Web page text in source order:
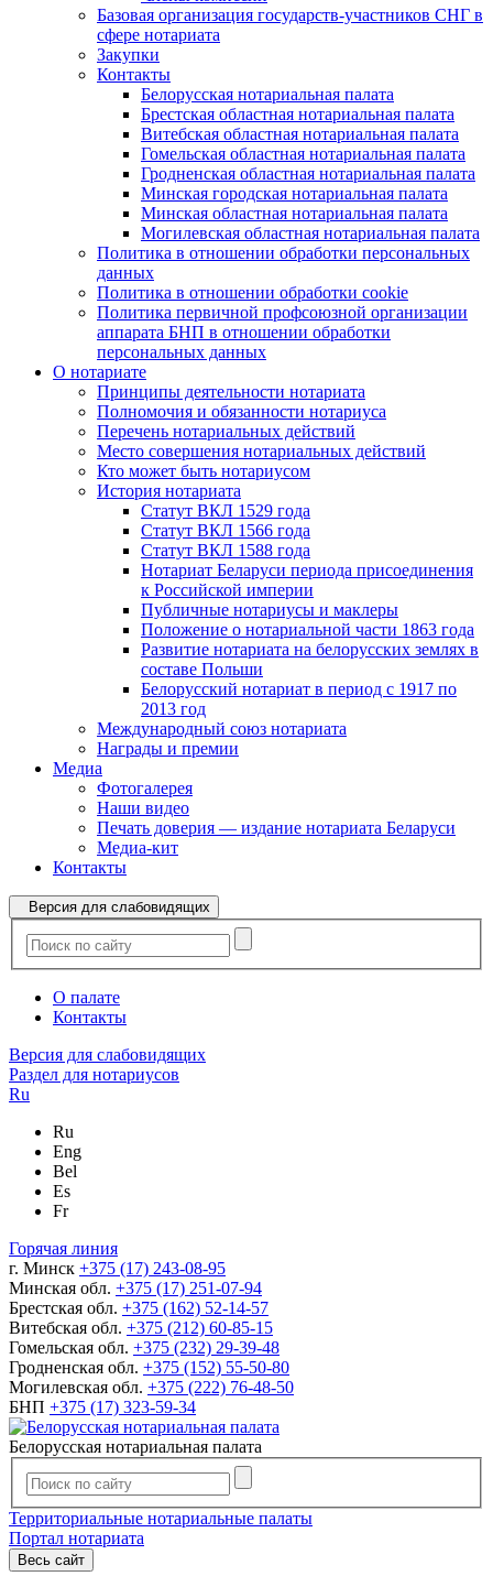
Базовая организация государств-участников СНГ в
сфере нотариата
Закупки
Контакты
Белорусская нотариальная палата
Брестская областная нотариальная палата
Витебская областная нотариальная палата
Гомельская областная нотариальная палата
Гродненская областная нотариальная палата
Минская городская нотариальная палата
Минская областная нотариальная палата
Могилевская областная нотариальная палата
Политика в отношении обработки персональных
данных
Политика в отношении обработки cookie
Политика первичной профсоюзной организации
аппарата БНП в отношении обработки
персональных данных
О нотариате
Принципы деятельности нотариата
Полномочия и обязанности нотариуса
Перечень нотариальных действий
Место совершения нотариальных действий
Кто может быть нотариусом
История нотариата
Статут ВКЛ 1529 года
Статут ВКЛ 1566 года
Статут ВКЛ 1588 года
Нотариат Беларуси периода присоединения
к Российской империи
Публичные нотариусы и маклеры
Положение о нотариальной части 1863 года
Развитие нотариата на белорусских землях в
составе Польши
Белорусский нотариат в период с 1917 по
2013 год
Международный союз нотариата
Награды и премии
Медиа
Фотогалерея
Наши видео
Печать доверия — издание нотариата Беларуси
Медиа-кит
Контакты
Версия для слабовидящих
О палате
Контакты
Версия для слабовидящих
Раздел для нотариусов
Ru
Ru
Eng
Bel
Es
Fr
Горячая линия
г. Минск +375 (17) 243-08-95
Минская обл. +375 (17) 251-07-94
Брестская обл. +375 (162) 52-14-57
Витебская обл. +375 (212) 60-85-15
Гомельская обл. +375 (232) 29-39-48
Гродненская обл. +375 (152) 55-50-80
Могилевская обл. +375 (222) 76-48-50
БНП +375 (17) 323-59-34
Белорусская нотариальная палата
Территориальные нотариальные палаты
Портал нотариата
Весь сайт